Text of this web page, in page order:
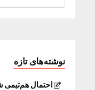
نوشته‌های تازه
احتمال